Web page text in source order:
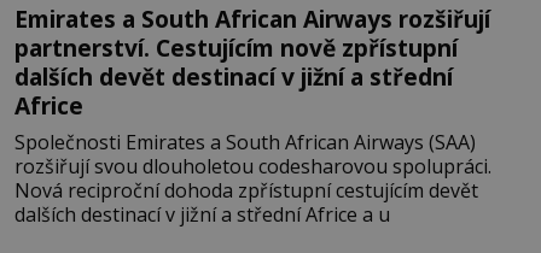
Emirates a South African Airways rozšiřují
partnerství. Cestujícím nově zpřístupní
dalších devět destinací v jižní a střední
Africe
Společnosti Emirates a South African Airways (SAA)
rozšiřují svou dlouholetou codesharovou spolupráci.
Nová reciproční dohoda zpřístupní cestujícím devět
dalších destinací v jižní a střední Africe a u